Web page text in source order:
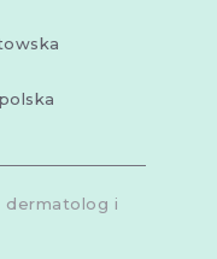
dermatolog i